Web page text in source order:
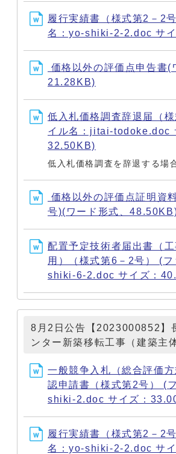
履行実績書（様式第2－2
名：yo-shiki-2-2.doc サ
価格以外の評価点申告書(
21.28KB)
低入札価格調査辞退届（
イル名：jitai-todoke.doc
32.50KB)
低入札価格調査を辞退する場
価格以外の評価点証明資
号)(ワード形式、
配置予定技術者届出書（
用）（様式第6－2号） (
shiki-6-2.doc サイズ：
8月2日公告【2023000852】
ンター新築移転工事（建築主
一般競争入札（総合評価
認申請書（様式第2号） (
shiki-2.doc サイズ：
履行実績書（様式第2－2
名：yo-shiki-2-2.doc サ